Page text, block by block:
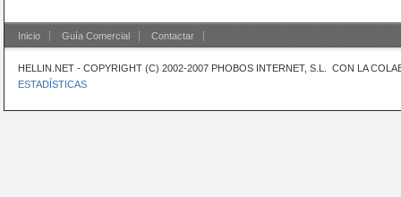
Inicio Guía Comercial Contactar
HELLIN.NET - COPYRIGHT (C) 2002-2007 PHOBOS INTERNET, S.L. CON LA
ESTADÍSTICAS